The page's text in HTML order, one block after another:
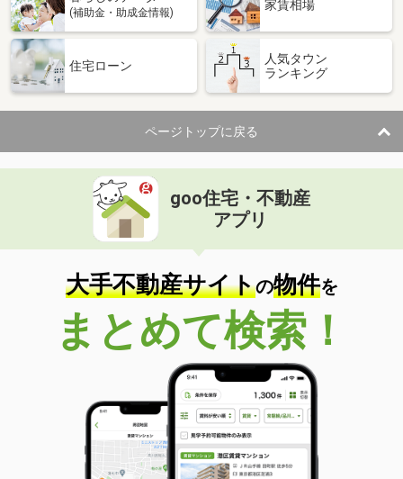
福岡県大野城市東大利３
2,680万円
住 所
福岡県大野城市東大利３
専有面積 80.66m²
間取り
4LDK
福岡県福岡市早良区次郎丸５
価 格
4,399万円
住 所
福岡県福岡市早良区次郎丸５
専有面積 83.37m²
間取り
4LDK
福岡県福岡市早良区百道浜１
価 格
5,980万円
福岡県福岡市早良区百道浜１
90.76m²
間取り
3LDK
福岡県福岡市早良区西新４
(補助金・助成金情報)
家賃相場
住宅ローン
人気タウン
ランキング
ページトップに戻る
goo住宅・不動産
アプリ
大手不動産サイトの物件を
まとめて検索！